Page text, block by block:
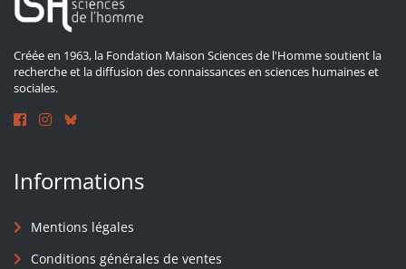
Créée en 1963, la Fondation Maison Sciences de l'Homme soutient la
recherche et la diffusion des connaissances en sciences humaines et
sociales.
Informations
Mentions légales
Conditions générales de ventes